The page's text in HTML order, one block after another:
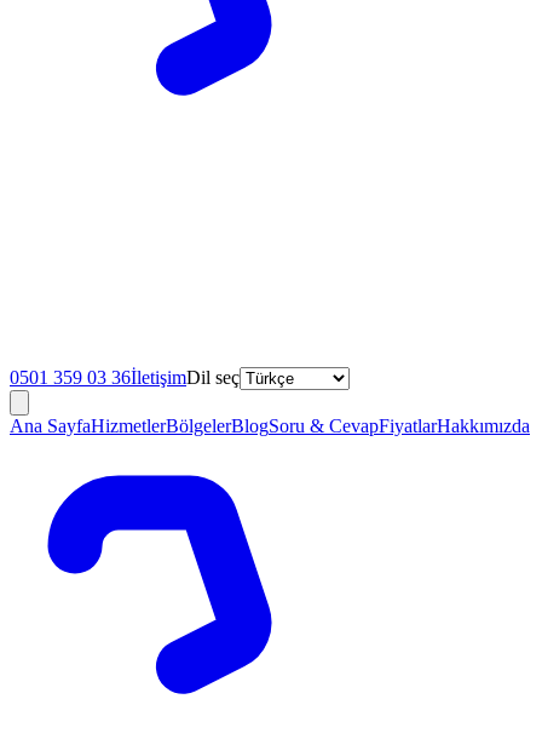
0501 359 03 36İletişimDil seç
Ana SayfaHizmetlerBölgelerBlogSoru & CevapFiyatlarHakkımızda